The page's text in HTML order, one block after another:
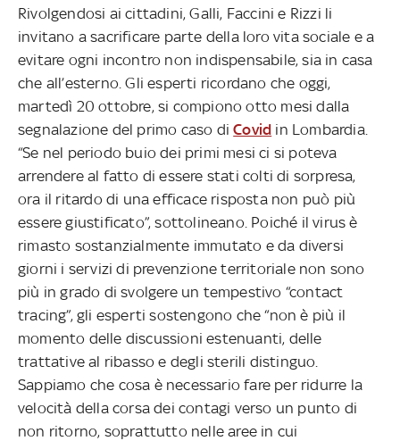
Rivolgendosi ai cittadini, Galli, Faccini e Rizzi li
invitano a sacrificare parte della loro vita sociale e a
evitare ogni incontro non indispensabile, sia in casa
che all’esterno. Gli esperti ricordano che oggi,
martedì 20 ottobre, si compiono otto mesi dalla
segnalazione del primo caso diCovid in Lombardia.
“Se nel periodo buio dei primi mesi ci si poteva
arrendere al fatto di essere stati colti di sorpresa,
ora il ritardo di una efficace risposta non può più
essere giustificato”, sottolineano. Poiché il virus è
rimasto sostanzialmente immutato e da diversi
giorni i servizi di prevenzione territoriale non sono
più in grado di svolgere un tempestivo “contact
tracing”, gli esperti sostengono che “non è più il
momento delle discussioni estenuanti, delle
trattative al ribasso e degli sterili distinguo.
Sappiamo che cosa è necessario fare per ridurre la
velocità della corsa dei contagi verso un punto di
non ritorno, soprattutto nelle aree in cui